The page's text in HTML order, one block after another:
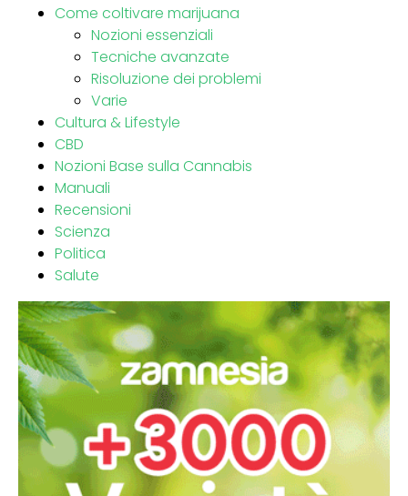
Come coltivare marijuana
Nozioni essenziali
Tecniche avanzate
Risoluzione dei problemi
Varie
Cultura & Lifestyle
CBD
Nozioni Base sulla Cannabis
Manuali
Recensioni
Scienza
Politica
Salute